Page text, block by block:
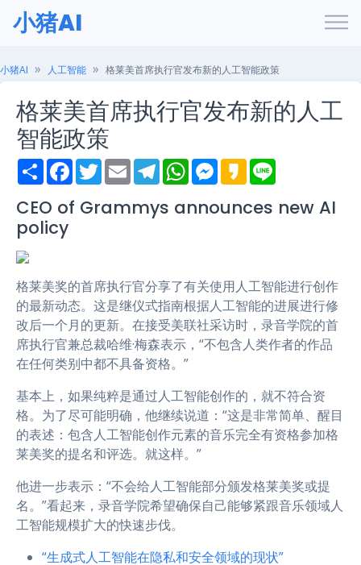
小猪AI
小猪AI 人工智能 格莱美首席执行官发布新的人工智能政策
格莱美首席执行官发布新的人工
智能政策
S
h
r
e
F
a
e
T
w
t
t
E
m
i
l
T
e
e
g
W
h
t
s
M
e
s
e
K
a
a
o
e
CEO of Grammys announces new AI
policy
格莱美奖的首席执行官分享了有关使用人工智能进行创作
的最新动态。这是继仪式指南根据人工智能的进展进行修
改后一个月的更新。在接受美联社采访时，录音学院的首
席执行官兼总裁哈维·梅森表示，“不包含人类作者的作品
在任何类别中都不具备资格。”
基本上，如果纯粹是通过人工智能创作的，就不符合资
格。为了尽可能明确，他继续说道：“这是非常简单、醒目
的表述：包含人工智能创作元素的音乐完全有资格参加格
莱美奖的提名和评选。就这样。”
他进一步表示：“不会给人工智能部分颁发格莱美奖或提
名。”看起来，录音学院希望确保自己能够紧跟音乐领域人
工智能规模扩大的快速步伐。
“生成式人工智能在隐私和安全领域的现状”